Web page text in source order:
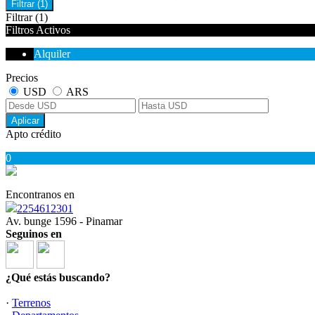
Filtrar (1)
Filtrar (1)
Filtros Activos
Alquiler
Precios
USD
ARS
Aplicar
Apto crédito
0
Encontranos en
2254612301
Av. bunge 1596 - Pinamar
Seguinos en
¿Qué estás buscando?
· Terrenos